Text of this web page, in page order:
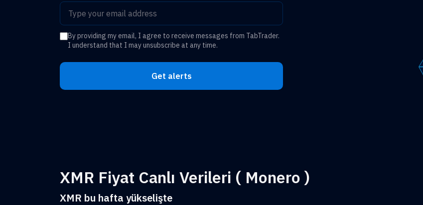
By providing my email, I agree to receive messages from TabTrader.
I understand that I may unsubscribe at any time.
Get alerts
XMR Fiyat Canlı Verileri ( Monero )
XMR bu hafta yükselişte